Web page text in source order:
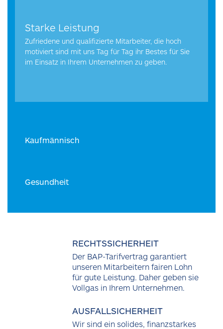
Starke Leistung
Zufriedene und qualifizierte Mitarbeiter, die hoch
motiviert sind mit uns Tag für Tag ihr Bestes für Sie
im Einsatz in Ihrem Unternehmen zu geben.
Kaufmännisch
Gesundheit
RECHTSSICHERHEIT
Der BAP-Tarifvertrag garantiert
unseren Mitarbeitern fairen Lohn
für gute Leistung. Daher geben sie
Vollgas in Ihrem Unternehmen.
AUSFALLSICHERHEIT
Wir sind ein solides, finanzstarkes